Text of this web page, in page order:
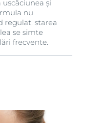
și
nu
regulat, starea
se simte
frecvente.